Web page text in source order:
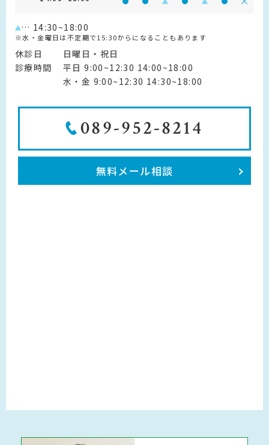
… 14:30~18:00
※水・金曜日は不定期で15:30からになることもあります
休診日
日曜日・祝日
診療時間
平日 9:00~12:30 14:00~18:00
水・金 9:00~12:30 14:30~18:00
089-952-8214
無料メール相談